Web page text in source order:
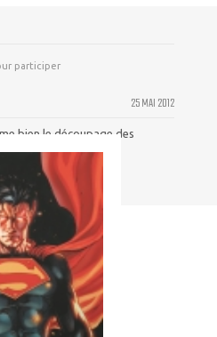
participer
25 MAI 2012
bien le découpage des